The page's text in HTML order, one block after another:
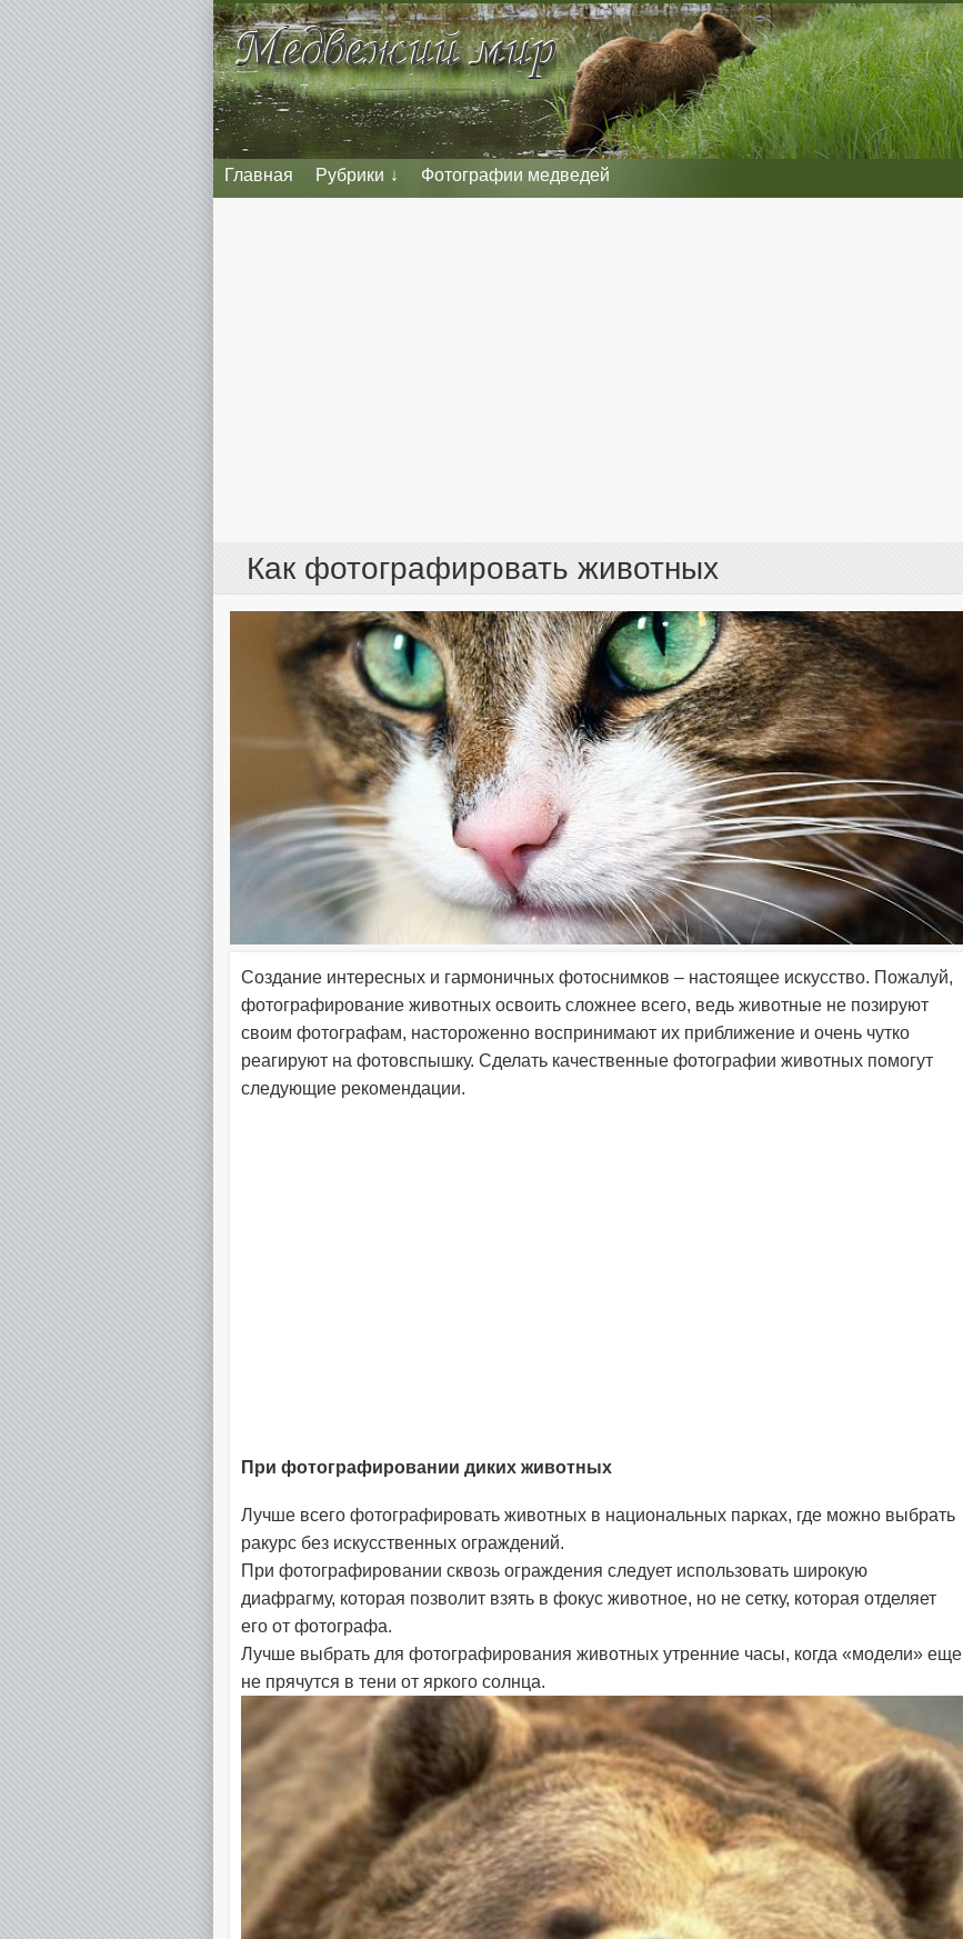
Главная Рубрики Фотографии медведей
Как фотографировать животных
Создание интересных и гармоничных фотоснимков – настоящее искусство. Пожалуй,
фотографирование животных освоить сложнее всего, ведь животные не позируют
своим фотографам, настороженно воспринимают их приближение и очень чутко
реагируют на фотовспышку. Сделать качественные фотографии животных помогут
следующие рекомендации.
При фотографировании диких животных
Лучше всего фотографировать животных в национальных парках, где можно выбрать
ракурс без искусственных ограждений.
При фотографировании сквозь ограждения следует использовать широкую
диафрагму, которая позволит взять в фокус животное, но не сетку, которая отделяет
его от фотографа.
Лучше выбрать для фотографирования животных утренние часы, когда «модели» еще
не прячутся в тени от яркого солнца.